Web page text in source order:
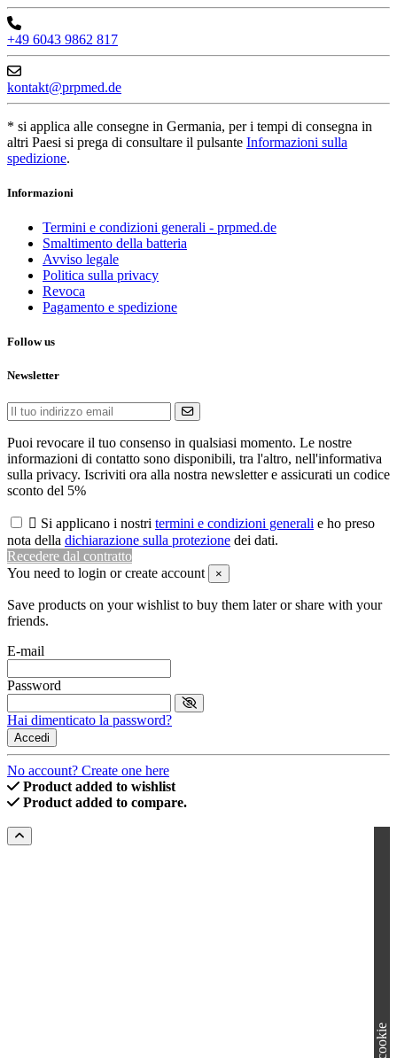
+49 6043 9862 817
kontakt@prpmed.de
* si applica alle consegne in Germania, per i tempi di consegna in
altri Paesi si prega di consultare il pulsante Informazioni sulla
spedizione.
Informazioni
Termini e condizioni generali - prpmed.de
Smaltimento della batteria
Avviso legale
Politica sulla privacy
Revoca
Pagamento e spedizione
Follow us
Newsletter
Puoi revocare il tuo consenso in qualsiasi momento. Le nostre
informazioni di contatto sono disponibili, tra l'altro, nell'informativa
sulla privacy. Iscriviti ora alla nostra newsletter e assicurati un codice
sconto del 5%
 Si applicano i nostri termini e condizioni generali e ho preso
nota della dichiarazione sulla protezione dei dati.
Recedere dal contratto
You need to login or create account
×
Save products on your wishlist to buy them later or share with your
friends.
E-mail
Password
Hai dimenticato la password?
Accedi
No account? Create one here
Product added to wishlist
Product added to compare.